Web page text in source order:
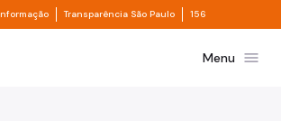
principal
Divisor de acesso à informação
Transparência São Paulo Divisor de
156
de São PauloMenu menu